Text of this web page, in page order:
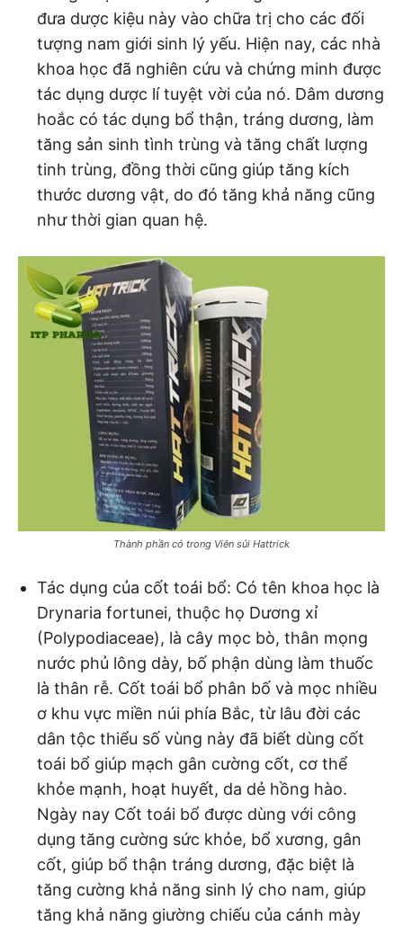
đưa dược kiệu này vào chữa trị cho các đối
tượng nam giới sinh lý yếu. Hiện nay, các nhà
khoa học đã nghiên cứu và chứng minh được
tác dụng dược lí tuyệt vời của nó. Dâm dương
hoắc có tác dụng bổ thận, tráng dương, làm
tăng sản sinh tình trùng và tăng chất lượng
tinh trùng, đồng thời cũng giúp tăng kích
thước dương vật, do đó tăng khả năng cũng
như thời gian quan hệ.
Thành phần có trong Viên sủi Hattrick
Tác dụng của cốt toái bổ: Có tên khoa học là
Drynaria fortunei, thuộc họ Dương xỉ
(Polypodiaceae), là cây mọc bò, thân mọng
nước phủ lông dày, bố phận dùng làm thuốc
là thân rễ. Cốt toái bổ phân bố và mọc nhiều
ơ khu vực miền núi phía Bắc, từ lâu đời các
dân tộc thiểu số vùng này đã biết dùng cốt
toái bổ giúp mạch gân cường cốt, cơ thể
khỏe mạnh, hoạt huyết, da dẻ hồng hào.
Ngày nay Cốt toái bổ được dùng với công
dụng tăng cường sức khỏe, bổ xương, gân
cốt, giúp bổ thận tráng dương, đặc biệt là
tăng cường khả năng sinh lý cho nam, giúp
tăng khả năng giường chiếu của cánh mày